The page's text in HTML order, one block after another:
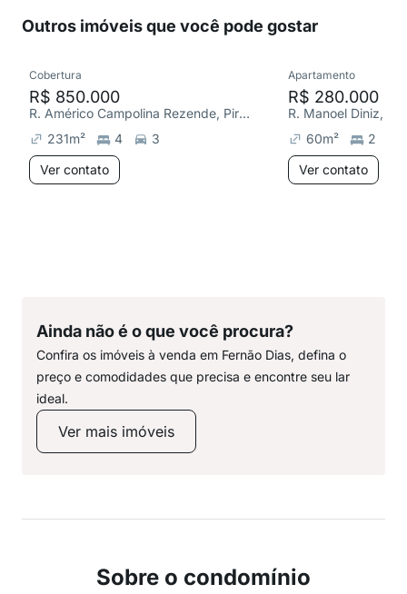
Outros imóveis que você pode gostar
Cobertura
R$ 850.000
R. Américo Campolina Rezende, Pirajá
231m² 4
3
Ver contato
Apartamento
R$ 280.000
R. Manoel Diniz,
60m² 2
Ver contato
Ainda não é o que você procura?
Confira os imóveis à venda em Fernão Dias, defina o
preço e comodidades que precisa e encontre seu lar
ideal.
Ver mais imóveis
Sobre o condomínio